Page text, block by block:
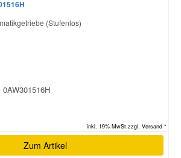
(Stufenlos)
0AW301516H
inkl. 19% MwSt.zzgl. Versand *
Zum Artikel